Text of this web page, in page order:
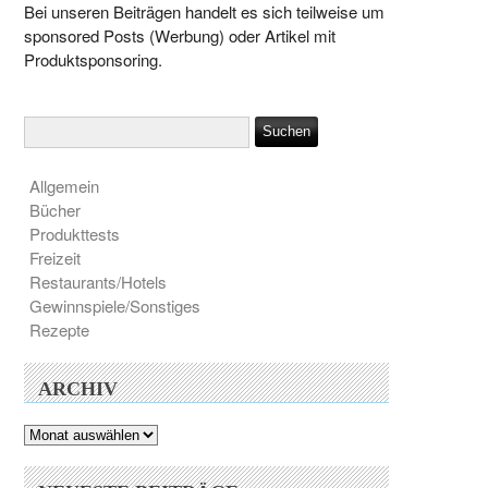
Bei unseren Beiträgen handelt es sich teilweise um
sponsored Posts (Werbung) oder Artikel mit
Produktsponsoring.
Allgemein
Bücher
Produkttests
Freizeit
Restaurants/Hotels
Gewinnspiele/Sonstiges
Rezepte
ARCHIV
Archiv